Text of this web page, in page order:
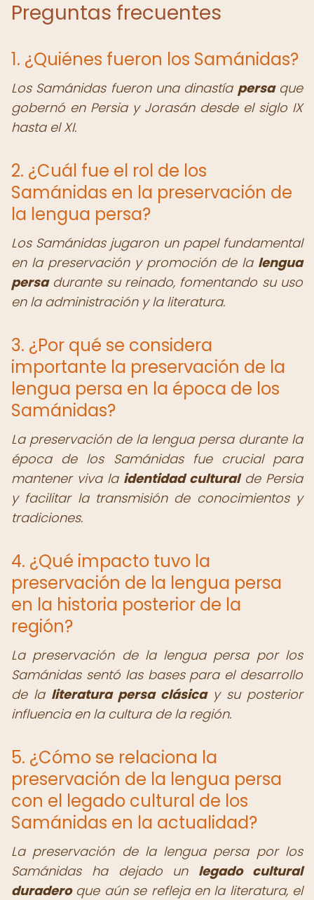
Preguntas frecuentes
1. ¿Quiénes fueron los Samánidas?
Los Samánidas fueron una dinastía persaque
gobernó en Persia y Jorasán desde el siglo IX
hasta el XI.
2. ¿Cuál fue el rol de los
Samánidas en la preservación de
la lengua persa?
Los Samánidas jugaron un papel fundamental
en la preservación y promoción de la lengua
persadurante su reinado, fomentando su uso
en la administración y la literatura.
3. ¿Por qué se considera
importante la preservación de la
lengua persa en la época de los
Samánidas?
La preservación de la lengua persa durante la
época de los Samánidas fue crucial para
mantener viva la identidad culturalde Persia
y facilitar la transmisión de conocimientos y
tradiciones.
4. ¿Qué impacto tuvo la
preservación de la lengua persa
en la historia posterior de la
región?
La preservación de la lengua persa por los
Samánidas sentó las bases para el desarrollo
de la literatura persa clásicay su posterior
influencia en la cultura de la región.
5. ¿Cómo se relaciona la
preservación de la lengua persa
con el legado cultural de los
Samánidas en la actualidad?
La preservación de la lengua persa por los
Samánidas ha dejado un legado cultural
duraderoque aún se refleja en la literatura, el